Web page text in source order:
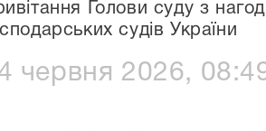
Голови суду з
судів України
червня 2026,